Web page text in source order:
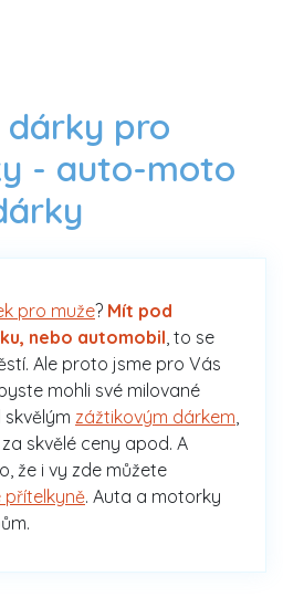
dárky pro
- auto-moto
pro muže? Mít pod
nebo automobil, to se
Ale proto jsme pro Vás
mohli své milované
zážtikovým dárkem,
skvělé ceny apod. A
že i vy zde můžete
přítelkyně. Auta a motorky